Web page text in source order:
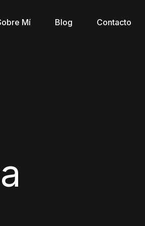
Mí Blog Contacto